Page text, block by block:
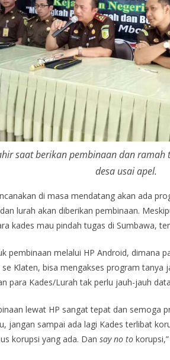
saat berikan pembinaan dan
desa usai apel.
di masa mendatang akan ada
lurah akan diberikan pembinaan.
kades mau pindah tugas di Sumbawa,
pembinaan melalui HP Android, dimana
Klaten, bisa mengakses program tanya
para Kades/Lurah tak perlu jauh-jauh
lewat HP sangat tepat dan semoga
jangan sampai ada lagi Kades terlibat
korupsi yang ada. Dan say no to